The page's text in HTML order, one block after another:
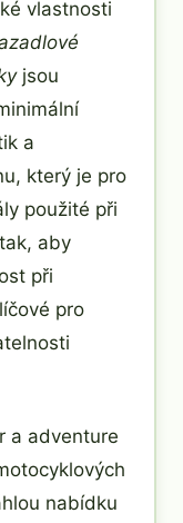
vlastnosti
jsou
a
který je pro
použité při
aby
při
pro
a adventure
nabídku